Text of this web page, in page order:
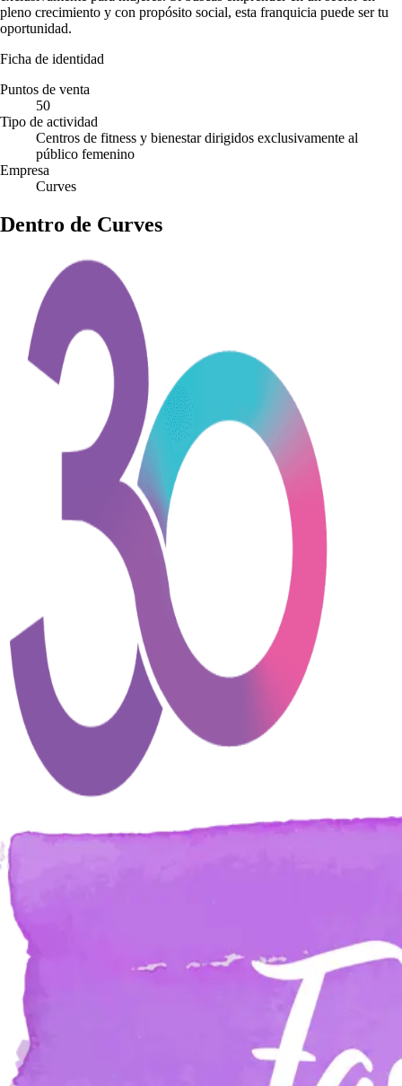
pleno crecimiento y con propósito social, esta franquicia puede ser tu
oportunidad.
Ficha de identidad
Puntos de venta
50
Tipo de actividad
Centros de fitness y bienestar dirigidos exclusivamente al
público femenino
Empresa
Curves
Dentro de Curves